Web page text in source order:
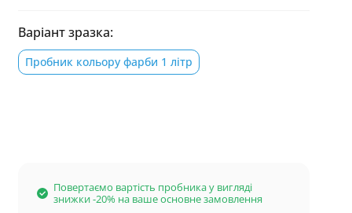
Варіант зразка:
Пробник кольору фарби 1 літр
Повертаємо вартість пробника у вигляді
знижки -20% на ваше основне замовлення